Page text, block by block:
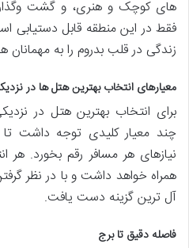
های کوچک و هنری، و گشت وگذار
فقط در این منطقه قابل دستیابی
زندگی در قلب بدروم را به
معیارهای انتخاب بهترین هتل ها در
برای انتخاب بهترین هتل در
چند معیار کلیدی توجه داشت تا
نیازهای هر مسافر رقم بخورد. هر
همراه خواهد داشت و با در نظر
آل ترین گزینه دست یافت.
فاصله دقیق تا برج